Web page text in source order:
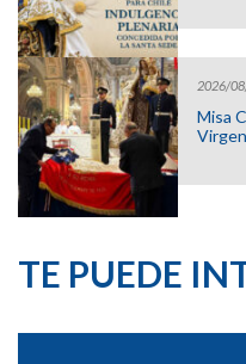
2026/
Misa
TE PUEDE